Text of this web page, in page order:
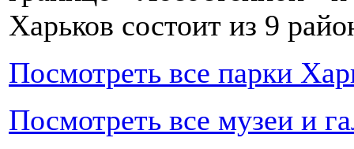
Харьков состоит из 9
Посмотреть все парки
Посмотреть все музеи и